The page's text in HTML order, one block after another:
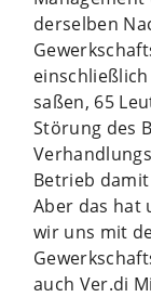
derselben
saßen, 65
Störung des
Betrieb
Aber das hat
wir uns mit
auch Ver.di